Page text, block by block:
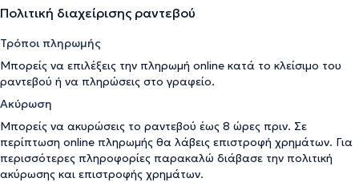
Πολιτική διαχείρισης ραντεβού
Τρόποι πληρωμής
Μπορείς να επιλέξεις την πληρωμή online κατά το κλείσιμο του
ραντεβού ή να πληρώσεις στο γραφείο.
Ακύρωση
Μπορείς να ακυρώσεις το ραντεβού έως 8 ώρες πριν. Σε
περίπτωση online πληρωμής θα λάβεις επιστροφή χρημάτων. Για
περισσότερες πληροφορίες παρακαλώ διάβασε την πολιτική
ακύρωσης και επιστροφής χρημάτων.